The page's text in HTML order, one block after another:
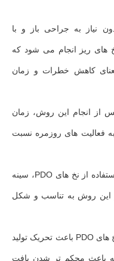
نیاز به جراحی باز و با
های ریز انجام می‌ شود که
کاهش خطرات و زمان
از انجام این روش، زمان
فعالیت‌ های روزمره نسبت
بالا بردن سینه و جوان سازی: با استفاده از نخ‌ های PDO، سینه‌
این روش به تناسب و شکل‌
بافت سینه را محکم‌ تر می‌ کند: نخ‌ های PDO باعث تحریک تولید
باعث محکم‌ تر شدن بافت